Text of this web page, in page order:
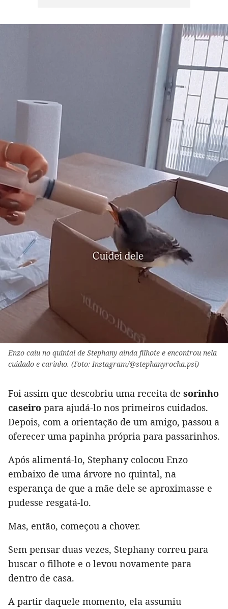
Enzo caiu no quintal de Stephany ainda filhote e encontrou nela
cuidado e carinho. (Foto: Instagram/@stephanyrocha.psi)
Foi assim que descobriu uma receita de sorinho
caseiro para ajudá-lo nos primeiros cuidados.
Depois, com a orientação de um amigo, passou a
oferecer uma papinha própria para passarinhos.
Após alimentá-lo, Stephany colocou Enzo
embaixo de uma árvore no quintal, na
esperança de que a mãe dele se aproximasse e
pudesse resgatá-lo.
Mas, então, começou a chover.
Sem pensar duas vezes, Stephany correu para
buscar o filhote e o levou novamente para
dentro de casa.
A partir daquele momento, ela assumiu